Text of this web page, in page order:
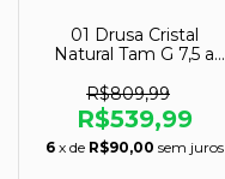
01 Drusa Cristal
Natural Tam G 7,5 a
B
R$809,99
R$539,99
6 x de R$90,00 sem juros